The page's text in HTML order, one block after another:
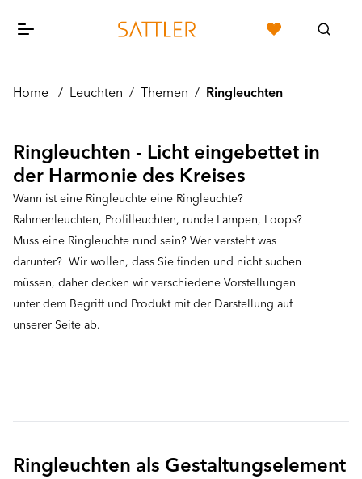
Home / Leuchten / Themen / Ringleuchten
Ringleuchten - Licht eingebettet in
der Harmonie des Kreises
Wann ist eine Ringleuchte eine Ringleuchte?
Rahmenleuchten, Profilleuchten, runde Lampen, Loops?
Muss eine Ringleuchte rund sein? Wer versteht was
darunter? Wir wollen, dass Sie finden und nicht suchen
müssen, daher decken wir verschiedene Vorstellungen
unter dem Begriff und Produkt mit der Darstellung auf
unserer Seite ab.
Ringleuchten als Gestaltungselement